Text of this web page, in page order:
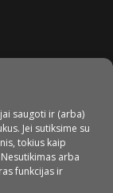
saugoti ir (arba)
Jei sutiksime su
tokius kaip
arba
funkcijas ir